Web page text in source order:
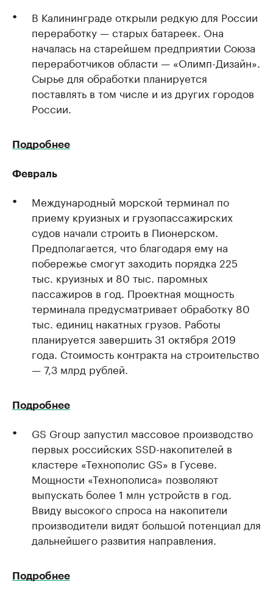
В Калининграде открыли редкую для России
переработку — старых батареек. Она
началась на старейшем предприятии Союза
переработчиков области — «Олимп-Дизайн».
Сырье для обработки планируется
поставлять в том числе и из других городов
России.
Подробнее
Февраль
Международный морской терминал по
приему круизных и грузопассажирских
судов начали строить в Пионерском.
Предполагается, что благодаря ему на
побережье смогут заходить порядка 225
тыс. круизных и 80 тыс. паромных
пассажиров в год. Проектная мощность
терминала предусматривает обработку 80
тыс. единиц накатных грузов. Работы
планируется завершить 31 октября 2019
года. Стоимость контракта на строительство
— 7,3 млрд рублей.
Подробнее
GS Group запустил массовое производство
первых российских SSD-накопителей в
кластере «Технополис GS» в Гусеве.
Мощности «Технополиса» позволяют
выпускать более 1 млн устройств в год.
Ввиду высокого спроса на накопители
производители видят большой потенциал для
дальнейшего развития направления.
Подробнее